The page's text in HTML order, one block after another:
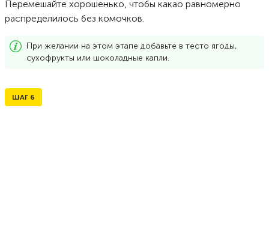
Перемешайте хорошенько, чтобы какао равномерно
распределилось без комочков.
При желании на этом этапе добавьте в тесто ягоды,
сухофрукты или шоколадные капли.
ШАГ 6